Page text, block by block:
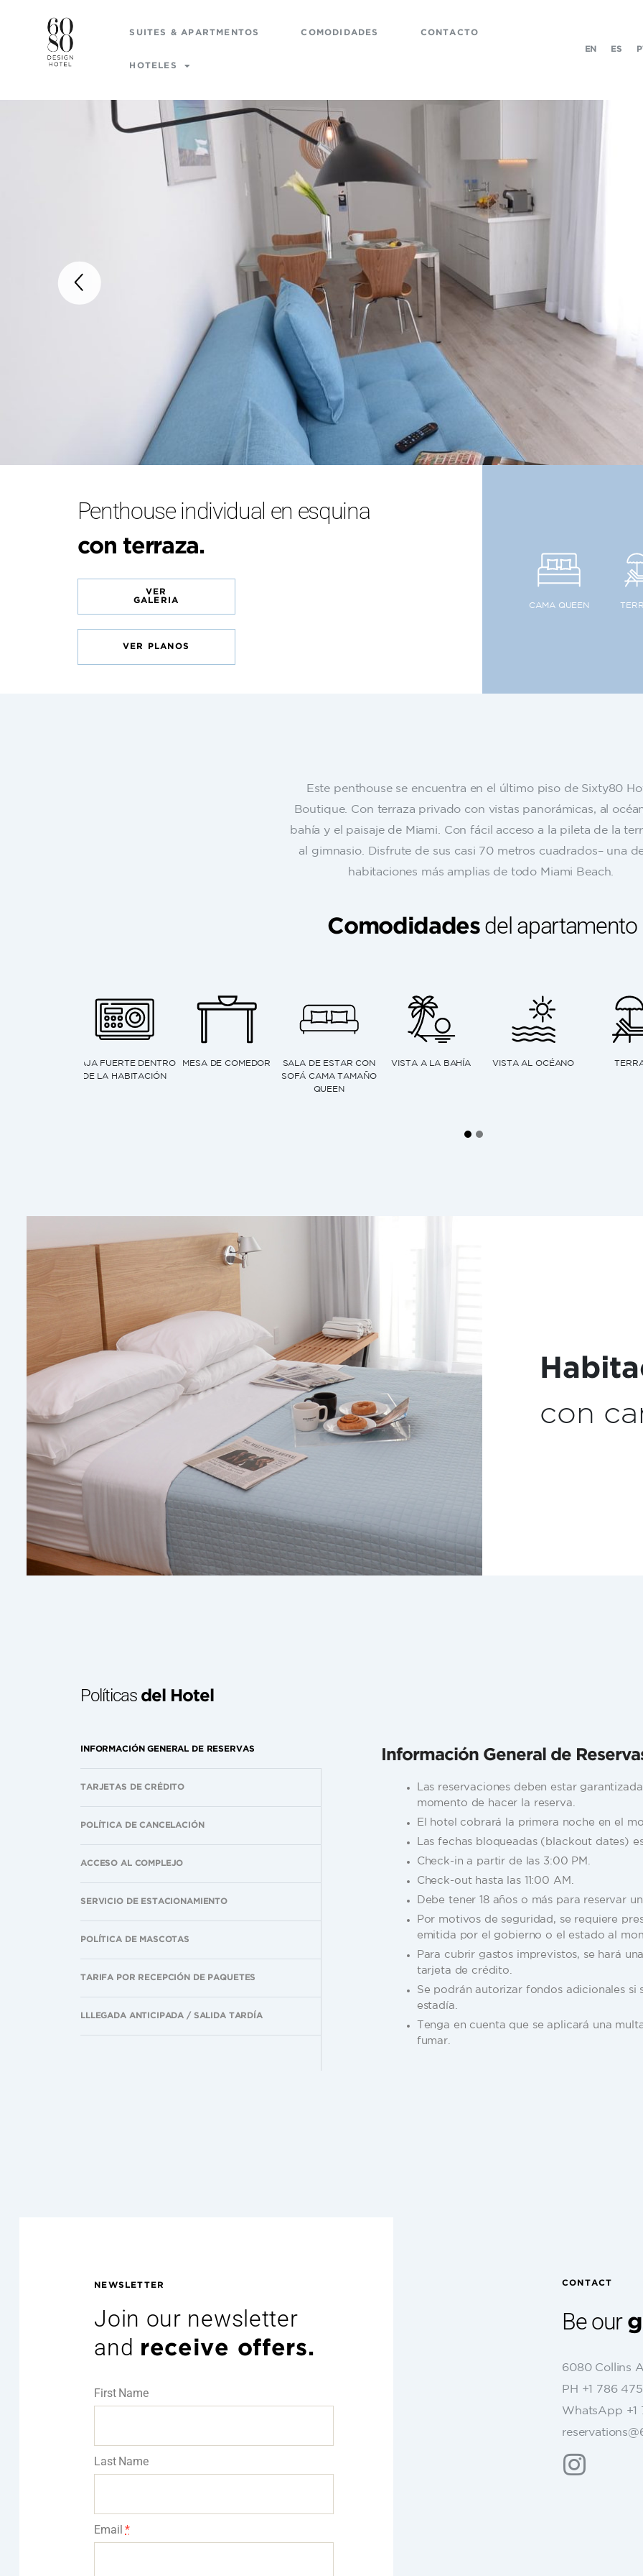
SUITES & APARTMENTOS COMODIDADES CONTACTO
HOTELES
EN ES
Penthouse individual en esquina
con terraza.
VER
GALERIA
VER PLANOS
CAMA QUEEN
Este penthouse se encuentra en el último piso de Sixty80
Boutique. Con terraza privado con vistas panorámicas, al
bahía y el paisaje de Miami. Con fácil acceso a la pileta de la
al gimnasio. Disfrute de sus casi 70 metros cuadrados– una
habitaciones más amplias de todo Miami Beach.
Comodidadesdel apartamento
PARLANTE
BLUETOOTH
TELÉFONO DE LÍNEA
VENTANALES DE PISO
A TECHO
DUCHA TIPO LLUVIA
MAQUINA DE CAFÉ
Las reservaciones deben estar
momento de hacer la reserva.
El hotel cobrará la primera noche en el
Las fechas bloqueadas (blackout dates)
Check-in a partir de las 3:00 PM.
Check-out hasta las 11:00 AM.
Debe tener 18 años o más para reservar
Por motivos de seguridad, se requiere
emitida por el gobierno o el estado al
Para cubrir gastos imprevistos, se hará
tarjeta de crédito.
Se podrán autorizar fondos adicionales si
estadía.
Tenga en cuenta que se aplicará una
Join our newsletter
and receive offers.
First Name
Last Name
Email*
Be our